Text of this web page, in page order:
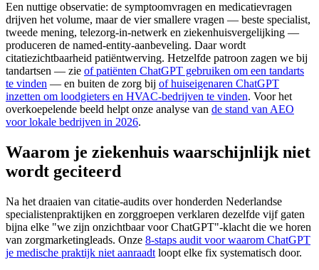
Een nuttige observatie: de symptoomvragen en medicatievragen
drijven het volume, maar de vier smallere vragen — beste specialist,
tweede mening, telezorg-in-netwerk en ziekenhuisvergelijking —
produceren de named-entity-aanbeveling. Daar wordt
citatiezichtbaarheid patiëntwerving. Hetzelfde patroon zagen we bij
tandartsen — zie of patiënten ChatGPT gebruiken om een tandarts
te vinden — en buiten de zorg bij of huiseigenaren ChatGPT
inzetten om loodgieters en HVAC-bedrijven te vinden. Voor het
overkoepelende beeld helpt onze analyse van de stand van AEO
voor lokale bedrijven in 2026.
Waarom je ziekenhuis waarschijnlijk niet
wordt geciteerd
Na het draaien van citatie-audits over honderden Nederlandse
specialistenpraktijken en zorggroepen verklaren dezelfde vijf gaten
bijna elke "we zijn onzichtbaar voor ChatGPT"-klacht die we horen
van zorgmarketingleads. Onze 8-staps audit voor waarom ChatGPT
je medische praktijk niet aanraadt loopt elke fix systematisch door.